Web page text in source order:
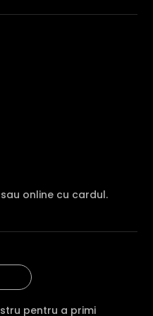
pe baza categoriei si
AHD
online cu cardul.
pentru a primi